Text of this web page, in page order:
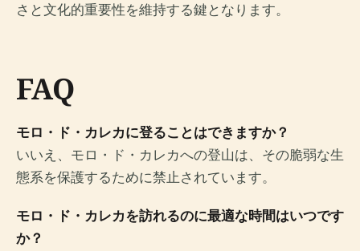
さと文化的重要性を維持する鍵となります。
FAQ
モロ・ド・カレカに登ることはできますか？
いいえ、モロ・ド・カレカへの登山は、その脆弱な生
態系を保護するために禁止されています。
モロ・ド・カレカを訪れるのに最適な時間はいつです
か？